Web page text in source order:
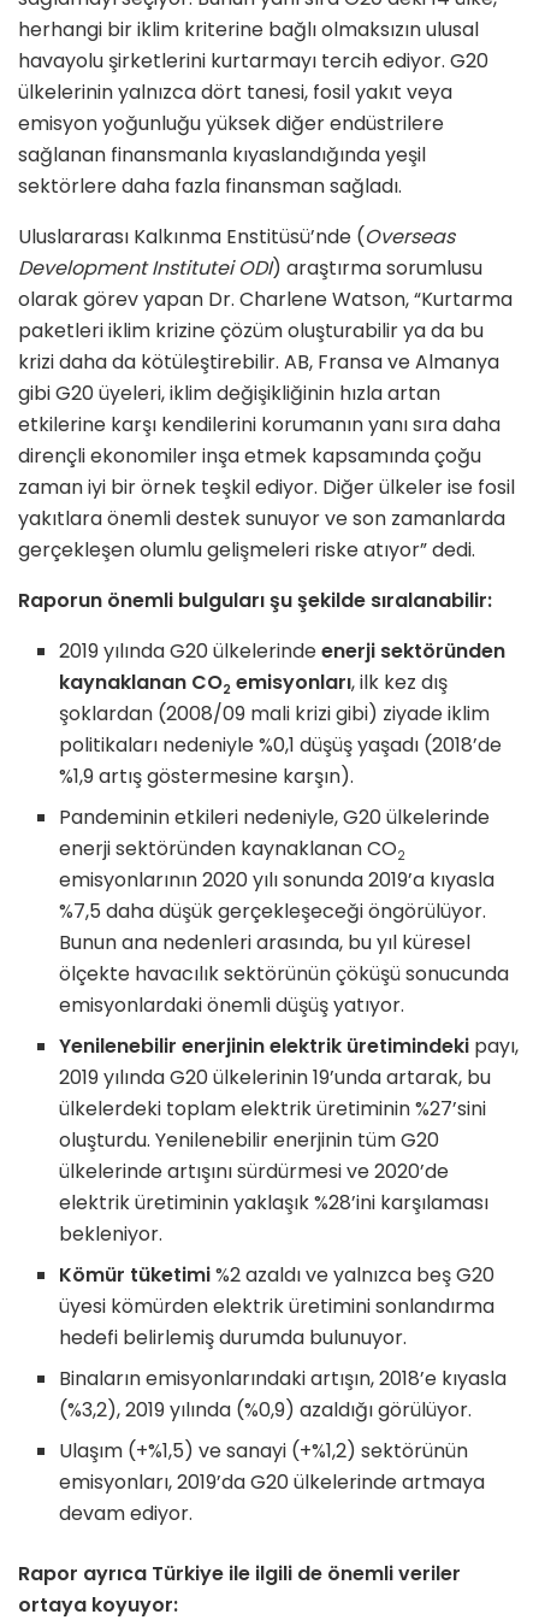
herhangi bir iklim kriterine bağlı olmaksızın ulusal
havayolu şirketlerini kurtarmayı tercih ediyor. G20
ülkelerinin yalnızca dört tanesi, fosil yakıt veya
emisyon yoğunluğu yüksek diğer endüstrilere
sağlanan finansmanla kıyaslandığında yeşil
sektörlere daha fazla finansman sağladı.
Uluslararası Kalkınma Enstitüsü’nde (Overseas
Development Institutei ODI) araştırma sorumlusu
olarak görev yapan Dr. Charlene Watson, “Kurtarma
paketleri iklim krizine çözüm oluşturabilir ya da bu
krizi daha da kötüleştirebilir. AB, Fransa ve Almanya
gibi G20 üyeleri, iklim değişikliğinin hızla artan
etkilerine karşı kendilerini korumanın yanı sıra daha
dirençli ekonomiler inşa etmek kapsamında çoğu
zaman iyi bir örnek teşkil ediyor. Diğer ülkeler ise fosil
yakıtlara önemli destek sunuyor ve son zamanlarda
gerçekleşen olumlu gelişmeleri riske atıyor” dedi.
Raporun önemli bulguları şu şekilde sıralanabilir:
2019 yılında G20 ülkelerindeenerji sektöründen
kaynaklanan CO2 emisyonları, ilk kez dış
şoklardan (2008/09 mali krizi gibi) ziyade iklim
politikaları nedeniyle %0,1 düşüş yaşadı (2018’de
%1,9 artış göstermesine karşın).
Pandeminin etkileri nedeniyle, G20 ülkelerinde
enerji sektöründen kaynaklanan CO2
emisyonlarının 2020 yılı sonunda 2019’a kıyasla
%7,5 daha düşük gerçekleşeceği öngörülüyor.
Bunun ana nedenleri arasında, bu yıl küresel
ölçekte havacılık sektörünün çöküşü sonucunda
emisyonlardaki önemli düşüş yatıyor.
Yenilenebilir enerjinin elektrik üretimindeki payı,
2019 yılında G20 ülkelerinin 19’unda artarak, bu
ülkelerdeki toplam elektrik üretiminin %27’sini
oluşturdu. Yenilenebilir enerjinin tüm G20
ülkelerinde artışını sürdürmesi ve 2020’de
elektrik üretiminin yaklaşık %28’ini karşılaması
bekleniyor.
Kömür tüketimi%2 azaldı ve yalnızca beş G20
üyesi kömürden elektrik üretimini sonlandırma
hedefi belirlemiş durumda bulunuyor.
Binaların emisyonlarındaki artışın, 2018’e kıyasla
(%3,2), 2019 yılında (%0,9) azaldığı görülüyor.
Ulaşım (+%1,5) ve sanayi (+%1,2) sektörünün
emisyonları, 2019’da G20 ülkelerinde artmaya
devam ediyor.
Rapor ayrıca Türkiye ile ilgili de önemli veriler
ortaya koyuyor: